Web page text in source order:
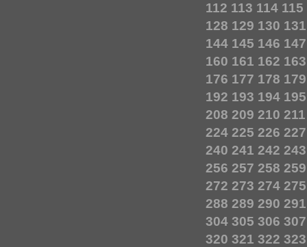
112 113 114 115
128 129 130 131
144 145 146 147
160 161 162 163
176 177 178 179
192 193 194 195
208 209 210 211
224 225 226 227
240 241 242 243
256 257 258 259
272 273 274 275
288 289 290 291
304 305 306 307
320 321 322 323